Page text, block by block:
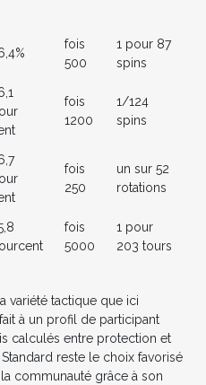
fois
500
1 pour 87
spins
fois
1200
1/124
spins
fois
250
un sur 52
rotations
fois
5000
1 pour
203 tours
variété tactique que ici
à un profil de participant
calculés entre protection et
reste le choix favorisé
communauté grâce à son